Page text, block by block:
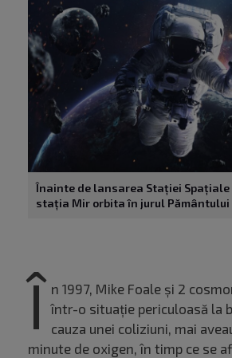
Înainte de lansarea Stației
stația Mir orbita în jurul
Î n 1997, Mike Foale și 2
într-o situație periculoasă la
cauza unei coliziuni, mai
minute de oxigen, în timp ce se